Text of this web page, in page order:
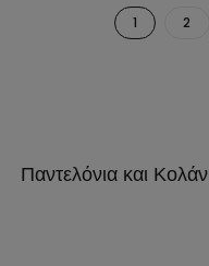
1 2
Παντελόνια και Κολάν